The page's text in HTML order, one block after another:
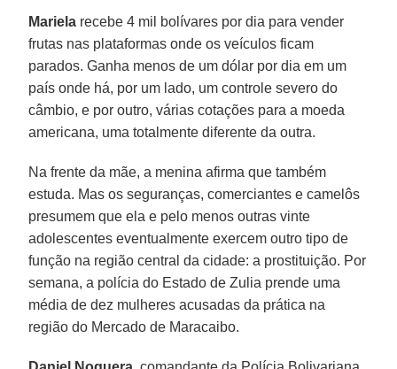
Mariela recebe 4 mil bolívares por dia para vender
frutas nas plataformas onde os veículos ficam
parados. Ganha menos de um dólar por dia em um
país onde há, por um lado, um controle severo do
câmbio, e por outro, várias cotações para a moeda
americana, uma totalmente diferente da outra.
Na frente da mãe, a menina afirma que também
estuda. Mas os seguranças, comerciantes e camelôs
presumem que ela e pelo menos outras vinte
adolescentes eventualmente exercem outro tipo de
função na região central da cidade: a prostituição. Por
semana, a polícia do Estado de Zulia prende uma
média de dez mulheres acusadas da prática na
região do Mercado de Maracaibo.